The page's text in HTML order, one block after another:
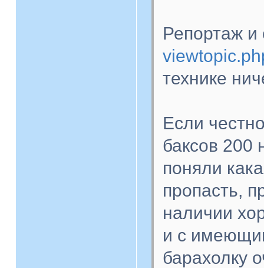
Репортаж
технике
Если
баксов 200
поняли
пропасть,
наличии
и с
барахолку